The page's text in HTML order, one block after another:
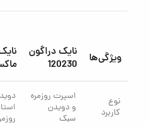
ویژگی‌ها
نایک دراگون
120230
نوع
کاربرد
اسپرت روزمره
و دویدن
سبک